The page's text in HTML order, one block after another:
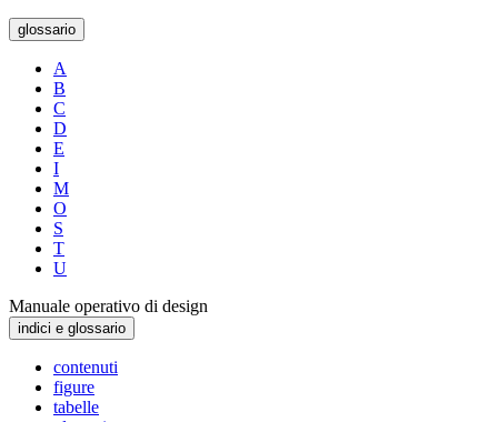
glossario
A
B
C
D
E
I
M
O
S
T
U
Manuale operativo di design
indici e glossario
contenuti
figure
tabelle